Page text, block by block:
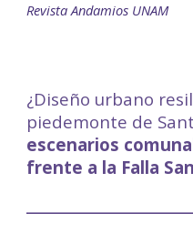
Revista Andamios UNAM
¿Diseño urbano
piedemonte de
escenarios
frente a la Falla